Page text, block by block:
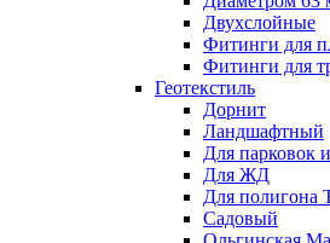
Двухслойные
Фитинги для
Фитинги для
Геотекстиль
Дорнит
Ландшафтный
Для парковок
Для ЖД
Для полигона
Садовый